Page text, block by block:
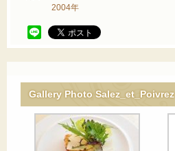
2004年
Gallery Photo Salez_et_Poivrez